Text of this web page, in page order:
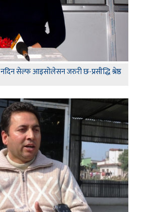
सेल्फ आइसोलेसन जरुरी छ-प्रसीद्धि श्रेष्ठ